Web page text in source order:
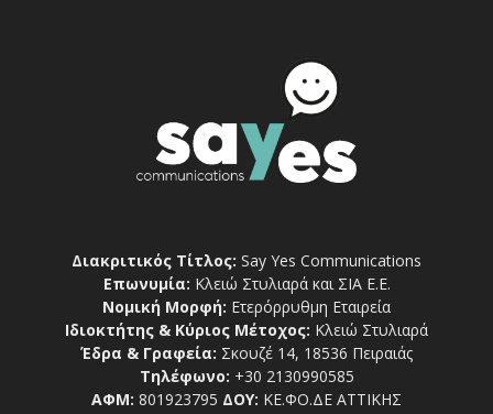
Διακριτικός Τίτλος: Say Yes Communications
Επωνυμία: Κλειώ Στυλιαρά και ΣΙΑ Ε.Ε.
Νομική Μορφή: Ετερόρρυθμη Εταιρεία
Ιδιοκτήτης & Κύριος Μέτοχος: Κλειώ Στυλιαρά
Έδρα & Γραφεία: Σκουζέ 14, 18536 Πειραιάς
Τηλέφωνο: +30 2130990585
ΑΦΜ: 801923795 ΔΟΥ: ΚΕ.ΦΟ.ΔΕ ΑΤΤΙΚΗΣ